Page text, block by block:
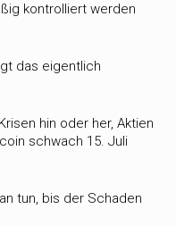
kontrolliert werden
das eigentlich
hin oder her, Aktien
schwach 15. Juli
tun, bis der Schaden